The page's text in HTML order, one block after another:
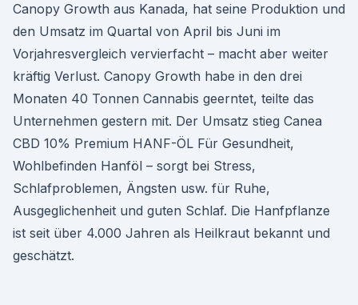
Canopy Growth aus Kanada, hat seine Produktion und
den Umsatz im Quartal von April bis Juni im
Vorjahresvergleich vervier­facht – macht aber weiter
kräftig Verlust. Canopy Growth habe in den drei
Monaten 40 Tonnen Cannabis geerntet, teilte das
Unternehmen gestern mit. Der Umsatz stieg Canea
CBD 10% Premium HANF-ÖL Für Gesundheit,
Wohlbefinden Hanföl – sorgt bei Stress,
Schlafproblemen, Ängsten usw. für Ruhe,
Ausgeglichenheit und guten Schlaf. Die Hanfpflanze
ist seit über 4.000 Jahren als Heilkraut bekannt und
geschätzt.